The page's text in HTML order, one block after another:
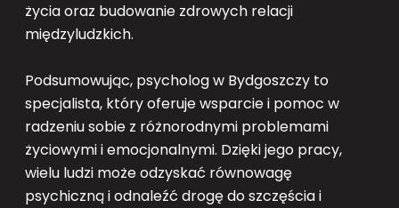
życia oraz budowanie zdrowych relacji
międzyludzkich.
Podsumowując, psycholog w Bydgoszczy to
specjalista, który oferuje wsparcie i pomoc w
radzeniu sobie z różnorodnymi problemami
życiowymi i emocjonalnymi. Dzięki jego pracy,
wielu ludzi może odzyskać równowagę
psychiczną i odnaleźć drogę do szczęścia i